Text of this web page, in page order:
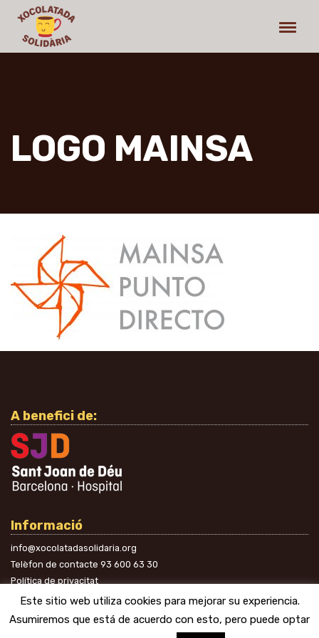
LOGO MAINSA
A benefici de:
Informació
info@xocolatadasolidaria.org
Telèfon de contacte 93 600 63 30
Política de privacitat
A les xarxes
Este sitio web utiliza cookies para mejorar su experiencia.
Asumiremos que está de acuerdo con esto, pero puede optar